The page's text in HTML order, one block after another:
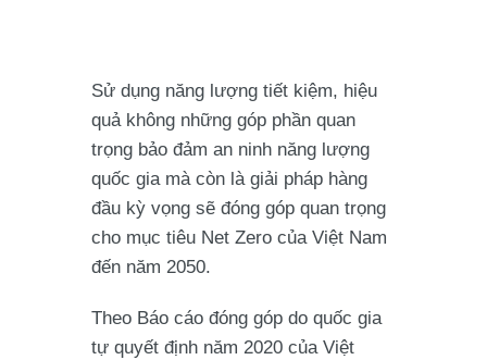
Sử dụng năng lượng tiết kiệm, hiệu
quả không những góp phần quan
trọng bảo đảm an ninh năng lượng
quốc gia mà còn là giải pháp hàng
đầu kỳ vọng sẽ đóng góp quan trọng
cho mục tiêu Net Zero của Việt Nam
đến năm 2050.
Theo Báo cáo đóng góp do quốc gia
tự quyết định năm 2020 của Việt